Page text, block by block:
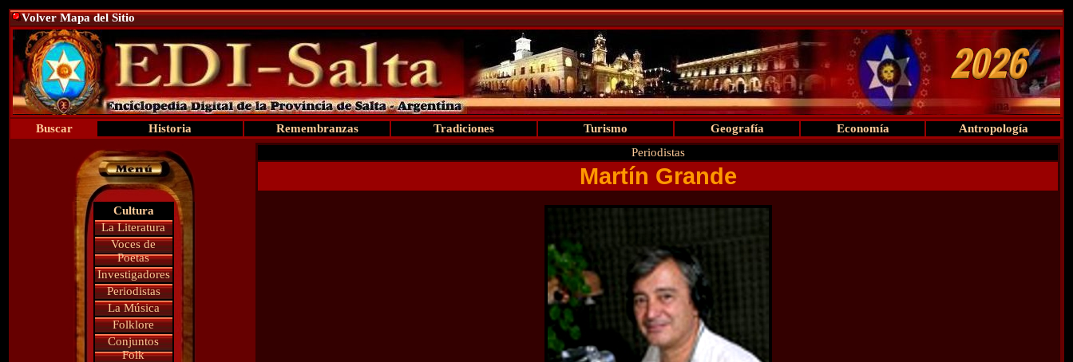
Volver Mapa del Sitio
Buscar Historia Remembranzas Tradiciones Turismo Geografía Economía Antropología
Cultura
La Literatura
Voces de
Poetas
Investigadores
Periodistas
La Música
Folklore
Conjuntos
Folk
Periodistas
Martín Grande